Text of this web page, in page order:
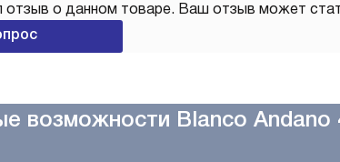
отзыв о данном товаре. Ваш отзыв может
возможности Blanco